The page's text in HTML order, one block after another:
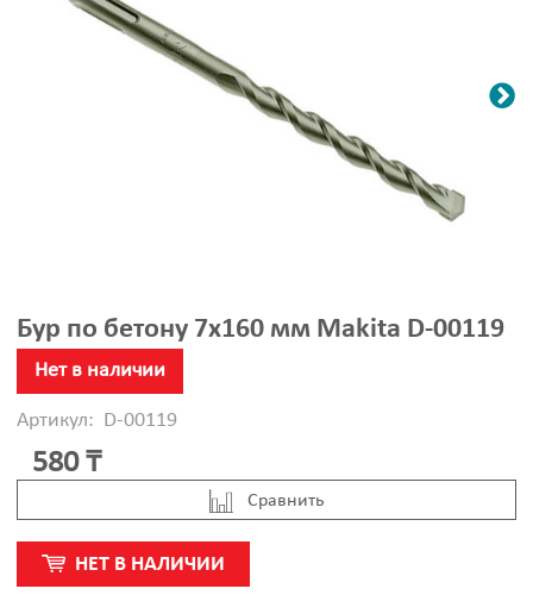
Бур по бетону 7x160 мм Makita D-00119
Нет в наличии
Артикул: D-00119
580 ₸
Cравнить
НЕТ В НАЛИЧИИ